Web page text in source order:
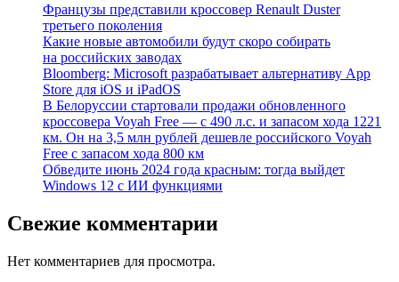
Французы представили кроссовер Renault Duster
третьего поколения
Какие новые автомобили будут скоро собирать
на российских заводах
Bloomberg: Microsoft разрабатывает альтернативу App
Store для iOS и iPadOS
В Белоруссии стартовали продажи обновленного
кроссовера Voyah Free — с 490 л.с. и запасом хода 1221
км. Он на 3,5 млн рублей дешевле российского Voyah
Free с запасом хода 800 км
Обведите июнь 2024 года красным: тогда выйдет
Windows 12 с ИИ функциями
Свежие комментарии
Нет комментариев для просмотра.